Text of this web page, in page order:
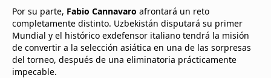
Por su parte, Fabio Cannavaro afrontará un reto
completamente distinto. Uzbekistán disputará su primer
Mundial y el histórico exdefensor italiano tendrá la misión
de convertir a la selección asiática en una de las sorpresas
del torneo, después de una eliminatoria prácticamente
impecable.